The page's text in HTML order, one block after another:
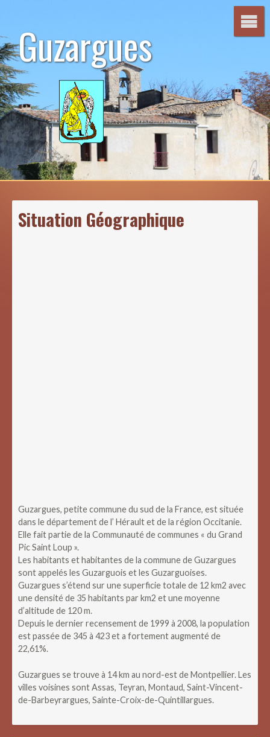
contenuGuzargues
Situation Géographique
Guzargues, petite commune du sud de la France, est située
dans le département de l’ Hérault et de la région Occitanie.
Elle fait partie de la Communauté de communes « du Grand
Pic Saint Loup ».
Les habitants et habitantes de la commune de Guzargues
sont appelés les Guzarguois et les Guzarguoises.
Guzargues s’étend sur une superficie totale de 12 km2 avec
une densité de 35 habitants par km2 et une moyenne
d’altitude de 120 m.
Depuis le dernier recensement de 1999 à 2008, la population
est passée de 345 à 423 et a fortement augmenté de
22,61%.
Guzargues se trouve à 14 km au nord-est de Montpellier. Les
villes voisines sont Assas, Teyran, Montaud, Saint-Vincent-
de-Barbeyrargues, Sainte-Croix-de-Quintillargues.